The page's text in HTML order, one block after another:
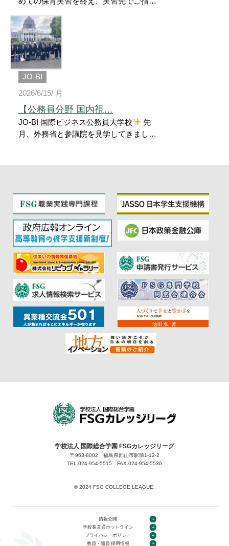
の授業を行いました
今後の課題について、一人ひとりが真剣
な表情で耳を傾けていました
経験と学びを次の実習につなげて、さら
に成長していこう
ーグ #国際ビジネス公務員大学校 #ジョ
ービ #こども保育科 #保育実習 #保育学
生 #未来の保育士 #学びを未来へ
JO-BI
2026/6/15/ 月
【公務員分野 国内視…
JO-BI 国際ビジネス公務員大学校
月、外務省と参議院を見学してきまし
ことができました
参議院では、テレ
ビで見ていたあの議場へ！ 実際に立って
みると、授業で学んだ内容がぐっと身近
に感じられました
教室では学べな
い「本物」に触れることができ、学びの
多い一日になりました！ 今回の経験をこ
れからの進路選択に活かしていきます
#ジョービ #JO-BI #専門学校 #公務員 #
外務省 #参議院 #校外研修 #進路選択 #学
校行事 #FSGカレッジリーグ
学校法人 国際総合学園 FSGカレッジリーグ
〒963-8002 福島県郡山市駅前1-12-2
TEL.024-954-5515 FAX.024-954-5536
©︎ 2024 FSG COLLEGE LEAGUE.
情報公開
学校長直通ホットライン
プライバシーポリシー
教員・職員 採用情報